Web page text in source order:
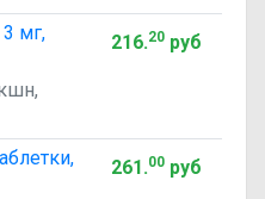
мг,
216.20руб
261.00руб